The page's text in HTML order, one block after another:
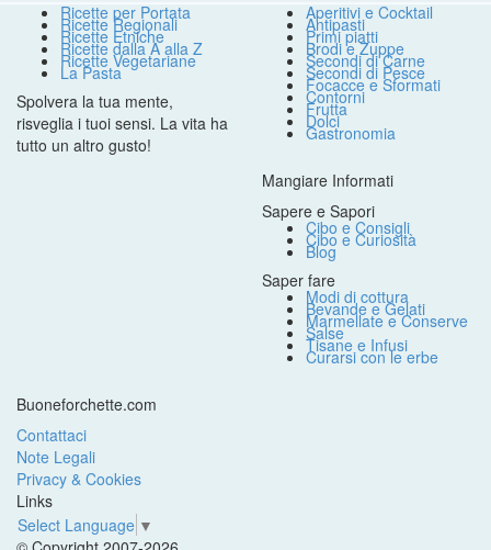
Ricette per Portata
Ricette Regionali
Ricette Etniche
Ricette dalla A alla Z
Ricette Vegetariane
La Pasta
Spolvera la tua mente,
risveglia i tuoi sensi. La vita ha
tutto un altro gusto!
Aperitivi e Cocktail
Antipasti
Primi piatti
Brodi e Zuppe
Secondi di Carne
Secondi di Pesce
Focacce e Sformati
Contorni
Frutta
Dolci
Gastronomia
Mangiare Informati
Sapere e Sapori
Cibo e Consigli
Cibo e Curiosità
Blog
Saper fare
Modi di cottura
Bevande e Gelati
Marmellate e Conserve
Salse
Tisane e Infusi
Curarsi con le erbe
Buoneforchette.com
Contattaci
Note Legali
Privacy & Cookies
Links
Select Language ▼